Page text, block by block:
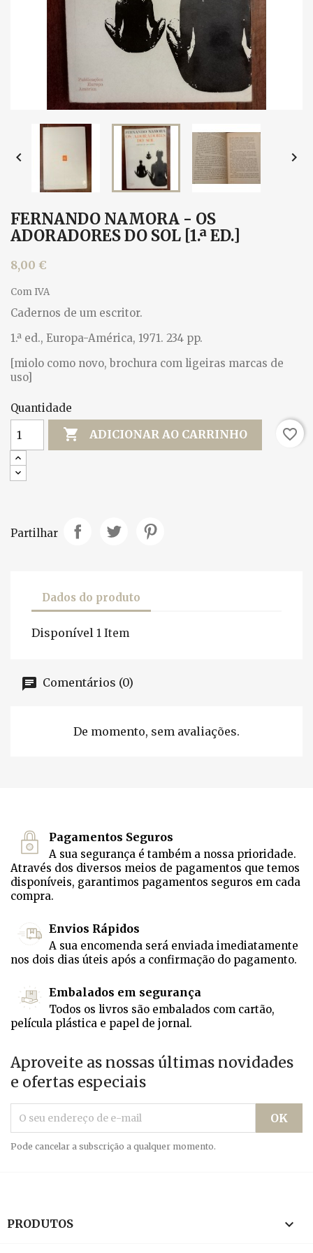
 
FERNANDO NAMORA - OS
ADORADORES DO SOL [1.ª ED.]
8,00 €
Com IVA
Cadernos de um escritor.
1.ª ed., Europa-América, 1971. 234 pp.
[miolo como novo, brochura com ligeiras marcas de
uso]
Quantidade
 ADICIONAR AO CARRINHO favorite_border
Partilhar
Dados do produto
Disponível 1 Item
Comentários (0)
De momento, sem avaliações.
Pagamentos Seguros
A sua segurança é também a nossa prioridade.
Através dos diversos meios de pagamentos que temos
disponíveis, garantimos pagamentos seguros em cada
compra.
Envios Rápidos
A sua encomenda será enviada imediatamente
nos dois dias úteis após a confirmação do pagamento.
Embalados em segurança
Todos os livros são embalados com cartão,
película plástica e papel de jornal.
Aproveite as nossas últimas novidades
e ofertas especiais
Pode cancelar a subscrição a qualquer momento.
PRODUTOS 